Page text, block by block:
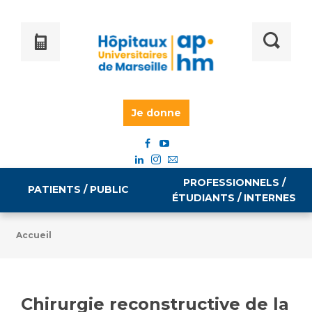
Je donne
PATIENTS / PUBLIC
PROFESSIONNELS /
ÉTUDIANTS / INTERNES
Emploi / formation
Accueil
Chirurgie reconstructive de la